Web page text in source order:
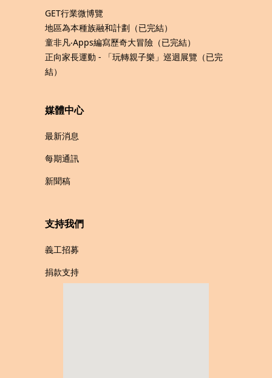
GET行業微博覽
地區為本種族融和計劃（已完結）
童非凡‧Apps編寫歷奇大冒險（已完結）
正向家長運動 - 「玩轉親子樂」巡迴展覽（已完
結）
媒體中心
最新消息
每期通訊
新聞稿
支持我們
義工招募
捐款支持